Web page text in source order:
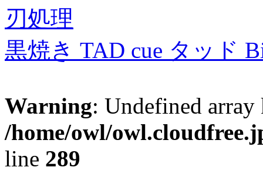
刃処理
黒焼き TAD cue タッド
Warning: Undefined
/home/owl/
line 289